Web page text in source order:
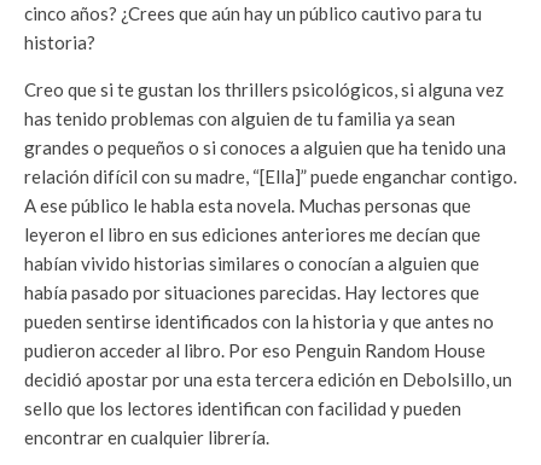
cinco años? ¿Crees que aún hay un público cautivo para tu
historia?
Creo que si te gustan los thrillers psicológicos, si alguna vez
has tenido problemas con alguien de tu familia ya sean
grandes o pequeños o si conoces a alguien que ha tenido una
relación difícil con su madre, “[Ella]” puede enganchar contigo.
A ese público le habla esta novela. Muchas personas que
leyeron el libro en sus ediciones anteriores me decían que
habían vivido historias similares o conocían a alguien que
había pasado por situaciones parecidas. Hay lectores que
pueden sentirse identificados con la historia y que antes no
pudieron acceder al libro. Por eso Penguin Random House
decidió apostar por una esta tercera edición en Debolsillo, un
sello que los lectores identifican con facilidad y pueden
encontrar en cualquier librería.